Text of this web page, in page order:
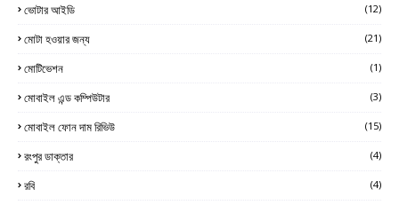
ভোটার আইডি (12)
মোটা হওয়ার জন্য (21)
মোটিভেশন (1)
মোবাইল এন্ড কম্পিউটার (3)
মোবাইল ফোন দাম রিভিউ (15)
রংপুর ডাক্তার (4)
রবি (4)